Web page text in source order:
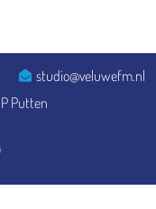
studio@veluwefm.nl
Putten